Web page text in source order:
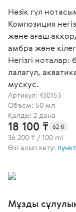
Нәзік гүл
Композиция
және ағаш
амбра және
Негізгі
лалагүл,
мускус.
Артикул: 430153
Объем: 50 мл
Қалды: 2 дана
18 100 ₸ 62 б
36 200 ₸ / 100 ml
Өзі алып кету:
Мұзды